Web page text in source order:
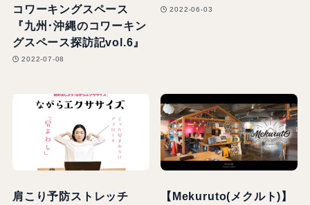
コワーキングスペース
『九州･沖縄のコワーキン
グスペース探訪記vol.6』
2022-07-08
2022-06-03
肩こり予防ストレッチ
【Mekuruto(メクルト)】